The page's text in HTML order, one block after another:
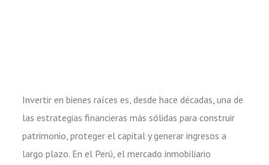
Invertir en bienes raíces es, desde hace décadas, una de
las estrategias financieras más sólidas para construir
patrimonio, proteger el capital y generar ingresos a
largo plazo. En el Perú, el mercado inmobiliario